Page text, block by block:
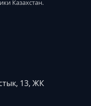
Казахстан.
13, ЖК